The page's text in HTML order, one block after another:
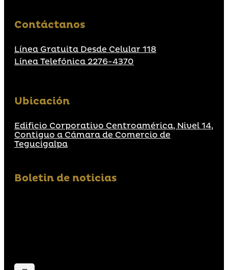
Contáctanos
Línea Gratuita Desde Celular 118
Línea Telefónica 2276-4370
Ubicación
Edificio Corporativo Centroamérica, Nivel 14,
Contiguo a Cámara de Comercio de
Tegucigalpa
Boletin de noticias